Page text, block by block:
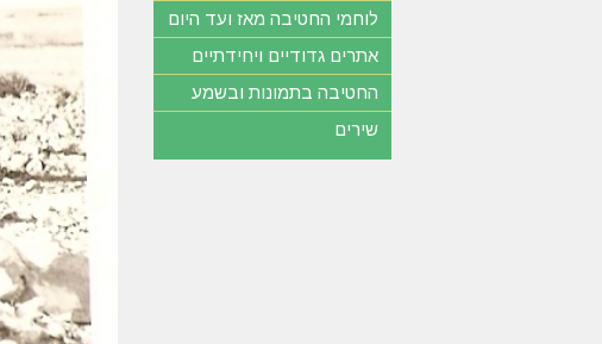
לוחמי החטיבה מאז ועד היום
אתרים גדודיים ויחידתיים
החטיבה בתמונות ובשמע
שירים